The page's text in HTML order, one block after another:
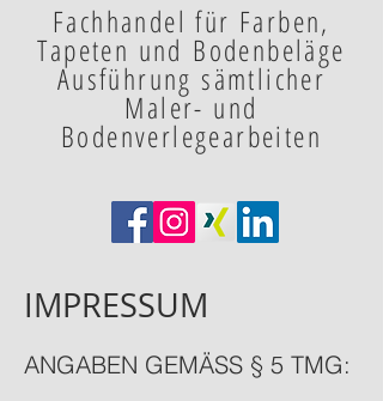
Fachhandel für Farben,
Tapeten und Bodenbeläge
Ausführung sämtlicher
Maler- und
Bodenverlegearbeiten
IMPRESSUM
ANGABEN GEMÄSS § 5 TMG: